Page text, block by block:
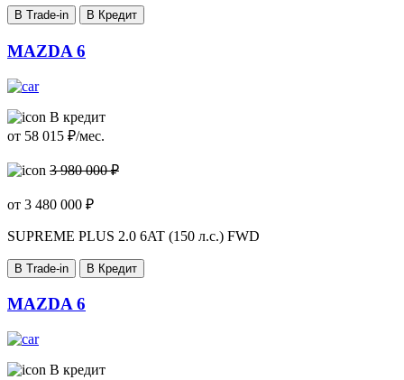
В Trade-in В Кредит
MAZDA 6
В кредит
от 58 015 ₽/мес.
3 980 000 ₽
от 3 480 000 ₽
SUPREME PLUS 2.0 6AT (150 л.с.) FWD
В Trade-in В Кредит
MAZDA 6
В кредит